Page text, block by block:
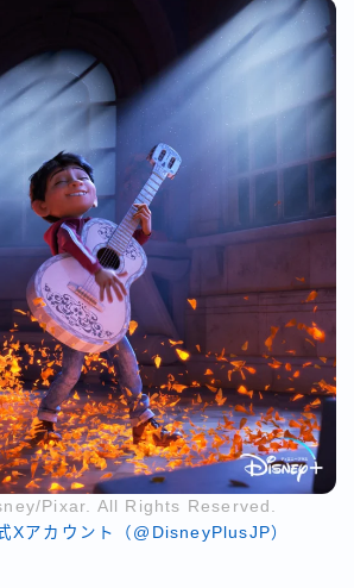
Pixar. All Rights Reserved.
Xアカウント（@DisneyPlusJP）